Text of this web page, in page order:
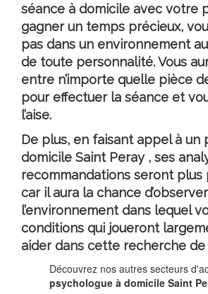
séance à domicile avec votre
gagner un temps précieux,
pas dans un environnement
de toute personnalité. Vous
entre n’importe quelle pièce
pour effectuer la séance et
l’aise.
De plus, en faisant appel à un
domicile Saint Peray, ses
recommandations seront plus
car il aura la chance d’observer
l’environnement dans lequel
conditions qui joueront
aider dans cette recherche de
Découvrez nos autres secteurs
psychologue à domicile Saint